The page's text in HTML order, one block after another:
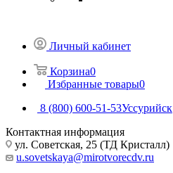
Личный кабинет
Корзина0
Избранные товары0
8 (800) 600-51-53Уссурийск
Контактная информация
ул. Советская, 25 (ТД Кристалл)
u.sovetskaya@mirotvorecdv.ru